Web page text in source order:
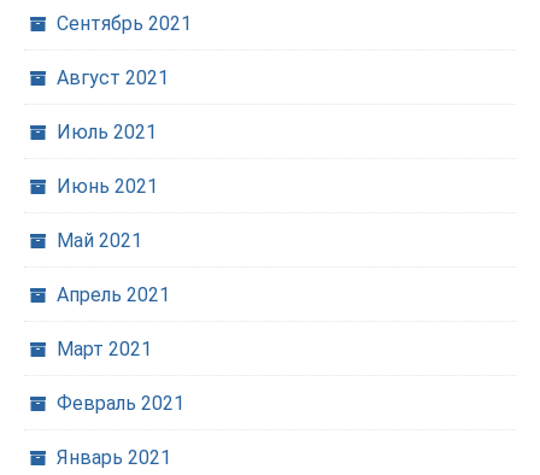
Сентябрь 2021
Август 2021
Июль 2021
Июнь 2021
Май 2021
Апрель 2021
Март 2021
Февраль 2021
Январь 2021